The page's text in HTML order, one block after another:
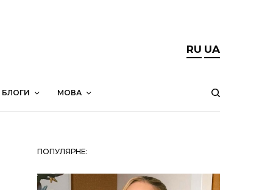
RU UA
БЛОГИ МОВА
ПОПУЛЯРНЕ: